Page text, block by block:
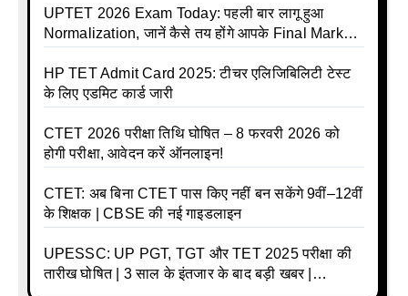
UPTET 2026 Exam Today: पहली बार लागू हुआ
Normalization, जानें कैसे तय होंगे आपके Final Marks
HP TET Admit Card 2025: टीचर एलिजिबिलिटी टेस्ट
के लिए एडमिट कार्ड जारी
CTET 2026 परीक्षा तिथि घोषित – 8 फरवरी 2026 को
होगी परीक्षा, आवेदन करें ऑनलाइन!
CTET: अब बिना CTET पास किए नहीं बन सकेंगे 9वीं–12वीं
के शिक्षक | CBSE की नई गाइडलाइन
UPESSC: UP PGT, TGT और TET 2025 परीक्षा की
तारीख घोषित | 3 साल के इंतजार के बाद बड़ी खबर |